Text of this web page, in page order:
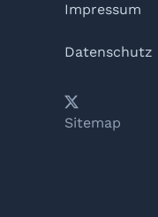
Impressum
Datenschutz
YouTube
𝕏LinkedIn
Telegram
Sitemap